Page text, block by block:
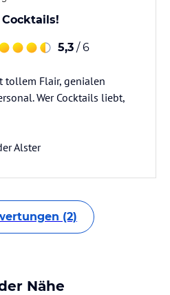
5,3 / 6
tollem Flair, genialen
Wer Cocktails liebt,
Alster
(2)
Nähe